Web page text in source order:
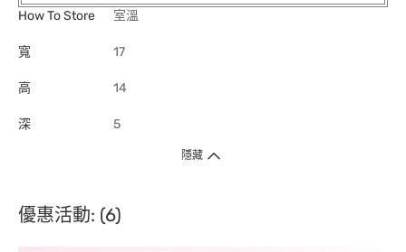
How To Store
室溫
寬 17
高 14
深 5
隱藏
優惠活動: (6)